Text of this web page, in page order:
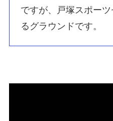
ですが、戸塚スポー
るグラウンドです。